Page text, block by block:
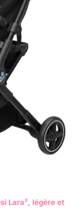
Lara², légère et